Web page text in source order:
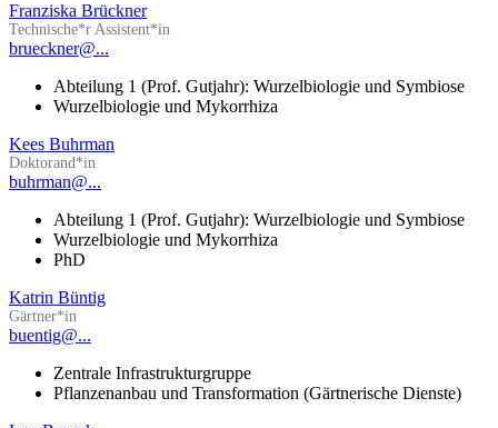
Franziska Brückner
Technische*r Assistent*in
brueckner@...
Abteilung 1 (Prof. Gutjahr): Wurzelbiologie und Symbiose
Wurzelbiologie und Mykorrhiza
Kees Buhrman
Doktorand*in
buhrman@...
Abteilung 1 (Prof. Gutjahr): Wurzelbiologie und Symbiose
Wurzelbiologie und Mykorrhiza
PhD
Katrin Büntig
Gärtner*in
buentig@...
Zentrale Infrastrukturgruppe
Pflanzenanbau und Transformation (Gärtnerische Dienste)